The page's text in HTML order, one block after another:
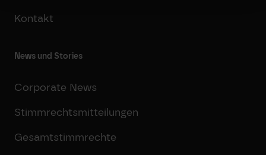
Kontakt
News und Stories
Corporate News
Stimmrechtsmitteilungen
Gesamtstimmrechte